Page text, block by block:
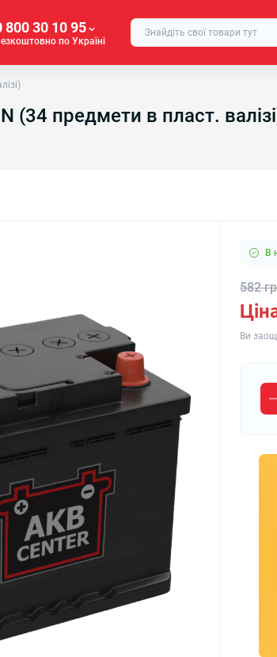
800 30 10 95
по Україні
(34 предмети в пласт.
В
582
Ви